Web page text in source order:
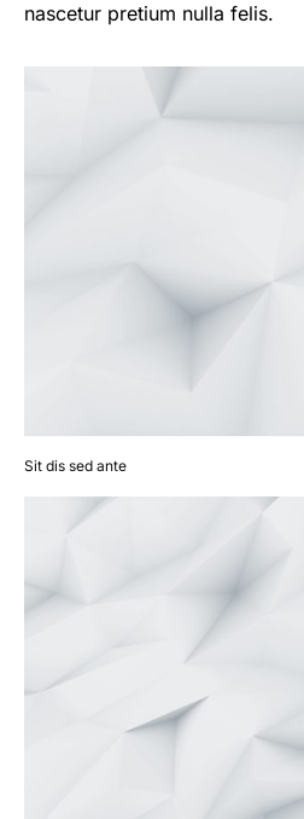
nascetur pretium nulla felis.
Sit dis sed ante